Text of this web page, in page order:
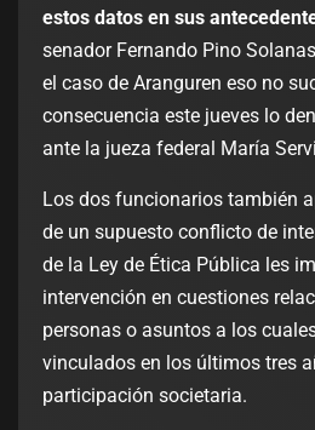
estos datos en sus
senador Fernando Pino
el caso de Aranguren eso no
consecuencia este jueves lo
ante la jueza federal María
Los dos funcionarios también
de un supuesto conflicto de
de la Ley de Ética Pública les
intervención en cuestiones
personas o asuntos a los
vinculados en los últimos tres
participación societaria.